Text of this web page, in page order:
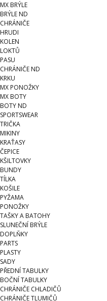
MX BRÝLE
BRÝLE ND
CHRÁNIČE
HRUDI
KOLEN
LOKTŮ
PASU
CHRÁNIČE ND
KRKU
MX PONOŽKY
MX BOTY
BOTY ND
SPORTSWEAR
TRIČKA
MIKINY
KRAŤASY
ČEPICE
KŠILTOVKY
BUNDY
TÍLKA
KOŠILE
PYŽAMA
PONOŽKY
TAŠKY A BATOHY
SLUNEČNÍ BRÝLE
DOPLŇKY
PARTS
PLASTY
SADY
PŘEDNÍ TABULKY
BOČNÍ TABULKY
CHRÁNIČE CHLADIČŮ
CHRÁNIČE TLUMIČŮ